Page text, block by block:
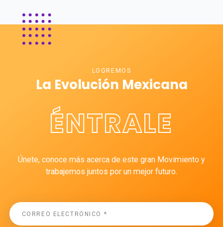
LOGREMOS
La Evolución Mexicana
ÉNTRALE
Únete, conoce más acerca de este gran Movimiento y
trabajemos juntos por un mejor futuro.